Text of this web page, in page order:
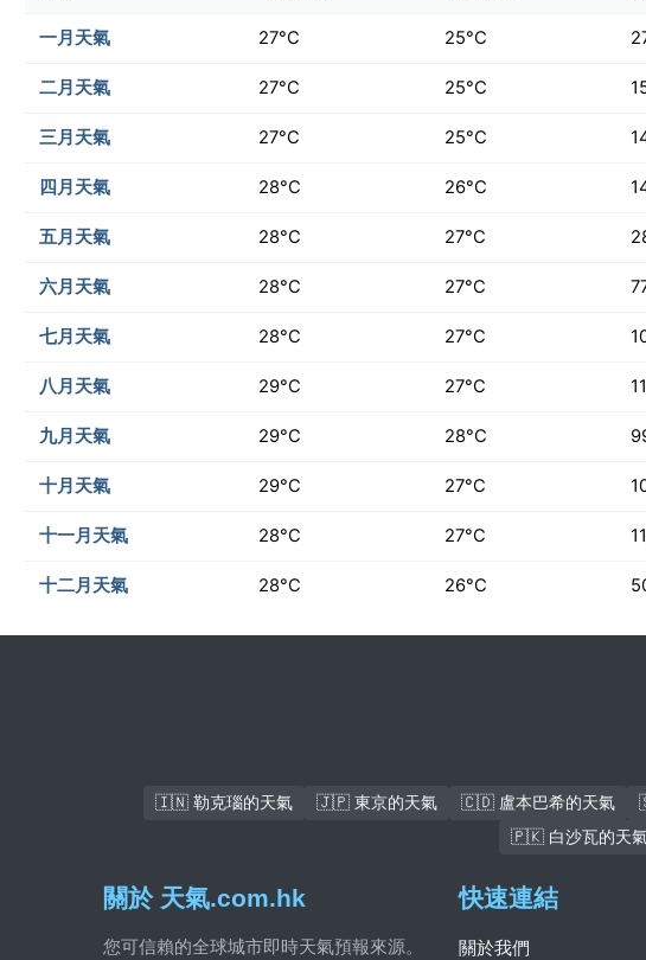
一月天氣 27°C 25°C
二月天氣 27°C 25°C
三月天氣 27°C 25°C
四月天氣 28°C 26°C
五月天氣 28°C 27°C
六月天氣 28°C 27°C
七月天氣 28°C 27°C
八月天氣 29°C 27°C
九月天氣 29°C 28°C
十月天氣 29°C 27°C
十一月天氣 28°C 27°C
十二月天氣 28°C 26°C
🇮🇳 勒克瑙的天氣 🇯🇵 東京的天氣 🇨🇩 盧本巴希的天氣
🇵🇰 白沙瓦的天
關於 天氣.com.hk
您可信賴的全球城市即時天氣預報來源。
快速連結
關於我們